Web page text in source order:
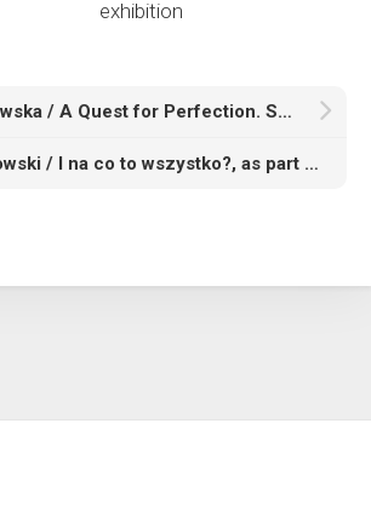
exhibition
Izabella Gustowska / A Quest for Perfection. Selected Works from the Wojciech Fibak Collection, State Art Gallery, Sopot / group exhibition
Kamil Kuskowski / I na co to wszystko?, as part of Hunting for Painting/I hear you!, Ogrody Śródmieście, Szczecin / group exhibition